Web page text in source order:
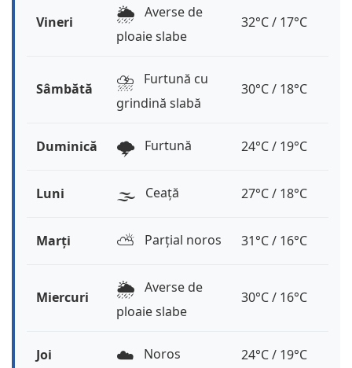
Vineri 🌦️ Averse de
ploaie slabe
32°C / 17°C
Sâmbătă ⛈️
Furtună cu
grindină slabă
30°C / 18°C
Duminică 🌩️ Furtună 24°C / 19°C
Luni 🌫️ Ceață 27°C / 18°C
Marți ⛅️ Parțial noros 31°C / 16°C
Miercuri 🌦️ Averse de
ploaie slabe
30°C / 16°C
Joi ☁️ Noros 24°C / 19°C